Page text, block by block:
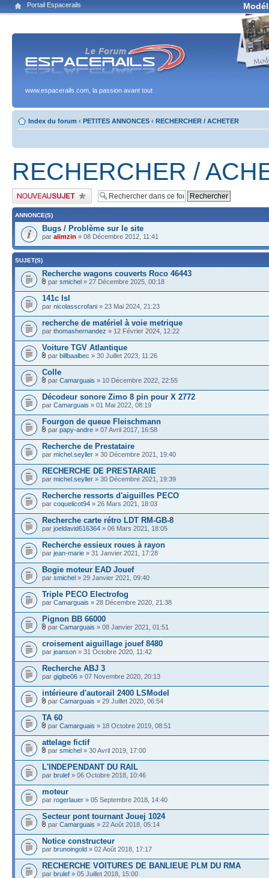
Portail Espacerails
www.espacerails.com, la passion avant tout
Index du forum ‹ PETITES ANNONCES ‹ RECHERCHER / ACHETER
RECHERCHER /
Publier un nouveau sujet
ANNONCE(S)
Bugs / Problème sur le site
par alimzin » 08 Décembre 2012, 11:41
SUJET(S)
Recherche wagons couverts Roco 46443
par smichel » 27 Décembre 2025, 00:18
141c lsl
par nicolasscrofani » 23 Mai 2024, 21:23
recherche de matériel à voie metrique
par thomashernandez » 12 Février 2024, 12:22
Voiture TGV Atlantique
par billbaalbec » 30 Juillet 2023, 11:26
Colle
par Camarguais » 10 Décembre 2022, 22:55
Décodeur sonore Zimo 8 pin pour X 2772
par Camarguais » 01 Mai 2022, 08:19
Fourgon de queue Fleischmann
par papy-andre » 07 Avril 2017, 16:58
Recherche de Prestataire
par michel.seyller » 30 Décembre 2021, 19:40
RECHERCHE DE PRESTARAIE
par michel.seyller » 30 Décembre 2021, 19:39
Recherche ressorts d'aiguilles PECO
par coquelicot94 » 26 Mars 2021, 18:03
Recherche carte rétro LDT RM-GB-8
par joeldavid616364 » 06 Mars 2021, 18:05
Recherche essieux roues à rayon
par jean-marie » 31 Janvier 2021, 17:28
Bogie moteur EAD Jouef
par smichel » 29 Janvier 2021, 09:40
Triple PECO Electrofog
par Camarguais » 28 Décembre 2020, 21:38
Pignon BB 66000
par Camarguais » 08 Janvier 2021, 01:51
croisement aiguillage jouef 8480
par jeanson » 31 Octobre 2020, 11:42
Recherche ABJ 3
par gigibe06 » 07 Novembre 2020, 20:13
intérieure d'autorail 2400 LSModel
par Camarguais » 29 Juillet 2020, 06:54
TA 60
par Camarguais » 18 Octobre 2019, 08:51
attelage fictif
par smichel » 30 Avril 2019, 17:00
L'INDEPENDANT DU RAIL
par brulef » 06 Octobre 2018, 10:46
moteur
par rogerlauer » 05 Septembre 2018, 14:40
Secteur pont tournant Jouej 1024
par Camarguais » 22 Août 2018, 05:14
Notice constructeur
par brunoingold » 02 Août 2018, 17:17
RECHERCHE VOITURES DE BANLIEUE PLM DU RMA
par brulef » 05 Juillet 2018, 15:00